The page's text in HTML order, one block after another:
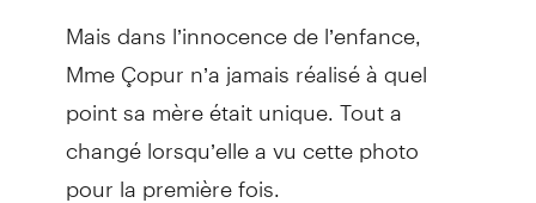
Mais dans l’innocence de l’enfance,
Mme Çopur n’a jamais réalisé à quel
point sa mère était unique. Tout a
changé lorsqu’elle a vu cette photo
pour la première fois.